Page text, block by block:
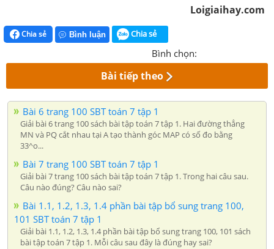
Loigiaihay.com
Chia sẻ Bình luận Chia sẻ
Bình chọn:
Bài tiếp theo
Bài 6 trang 100 SBT toán 7 tập 1
Giải bài 6 trang 100 sách bài tập toán 7 tập 1. Hai đường thẳng
MN và PQ cắt nhau tại A tạo thành góc MAP có số đo bằng
33^o...
Bài 7 trang 100 SBT toán 7 tập 1
Giải bài 7 trang 100 sách bài tập toán 7 tập 1. Trong hai câu sau.
Câu nào đúng? Câu nào sai?
Bài 1.1, 1.2, 1.3, 1.4 phần bài tập bổ sung trang 100,
101 SBT toán 7 tập 1
Giải bài 1.1, 1.2, 1.3, 1.4 phần bài tập bổ sung trang 100, 101 sách
bài tập toán 7 tập 1. Mỗi câu sau đây là đúng hay sai?